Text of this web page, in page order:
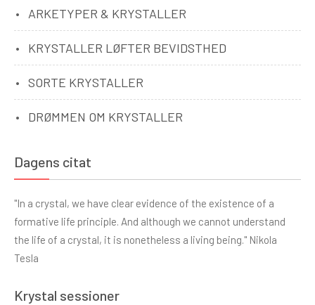
ARKETYPER & KRYSTALLER
KRYSTALLER LØFTER BEVIDSTHED
SORTE KRYSTALLER
DRØMMEN OM KRYSTALLER
Dagens citat
"In a crystal, we have clear evidence of the existence of a
formative life principle. And although we cannot understand
the life of a crystal, it is nonetheless a living being." Nikola
Tesla
Krystal sessioner